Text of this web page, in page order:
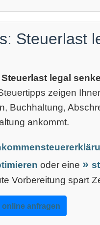
Steuerlast
Steuerlast legal
zeigen
Buchhaltung,
ankommt.
oder eine
Vorbereitung spart
anfragen